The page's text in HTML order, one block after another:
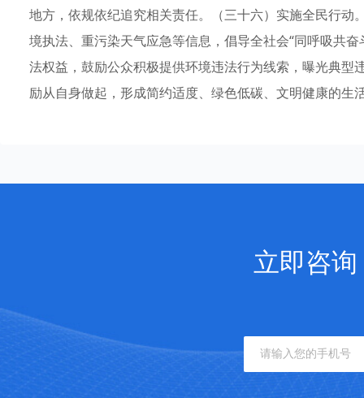
地方，依规依纪追究相关责任。（三十六）实施全民行
境执法、重污染天气应急等信息，倡导全社会“同呼吸共
法权益，鼓励公众积极提供环境违法行为线索，曝光典
励从自身做起，形成简约适度、绿色低碳、文明健康的生
立即咨